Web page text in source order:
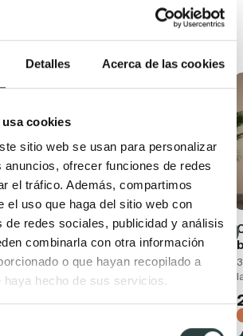
Detalles Acerca de las cookies
cookies
sitio web se usan para personalizar
anuncios, ofrecer funciones de redes
el tráfico. Además, compartimos
el uso que haga del sitio web con
de redes sociales, publicidad y análisis
combinarla con otra información
o que hayan recopilado a
haya hecho de sus servicios.
de
Mueble de baño con
encimera de madera
Bruntec Coban
2 cajones + 1 puerta,